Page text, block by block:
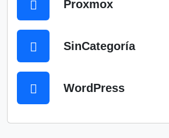
Proxmox
SinCategoría
WordPress